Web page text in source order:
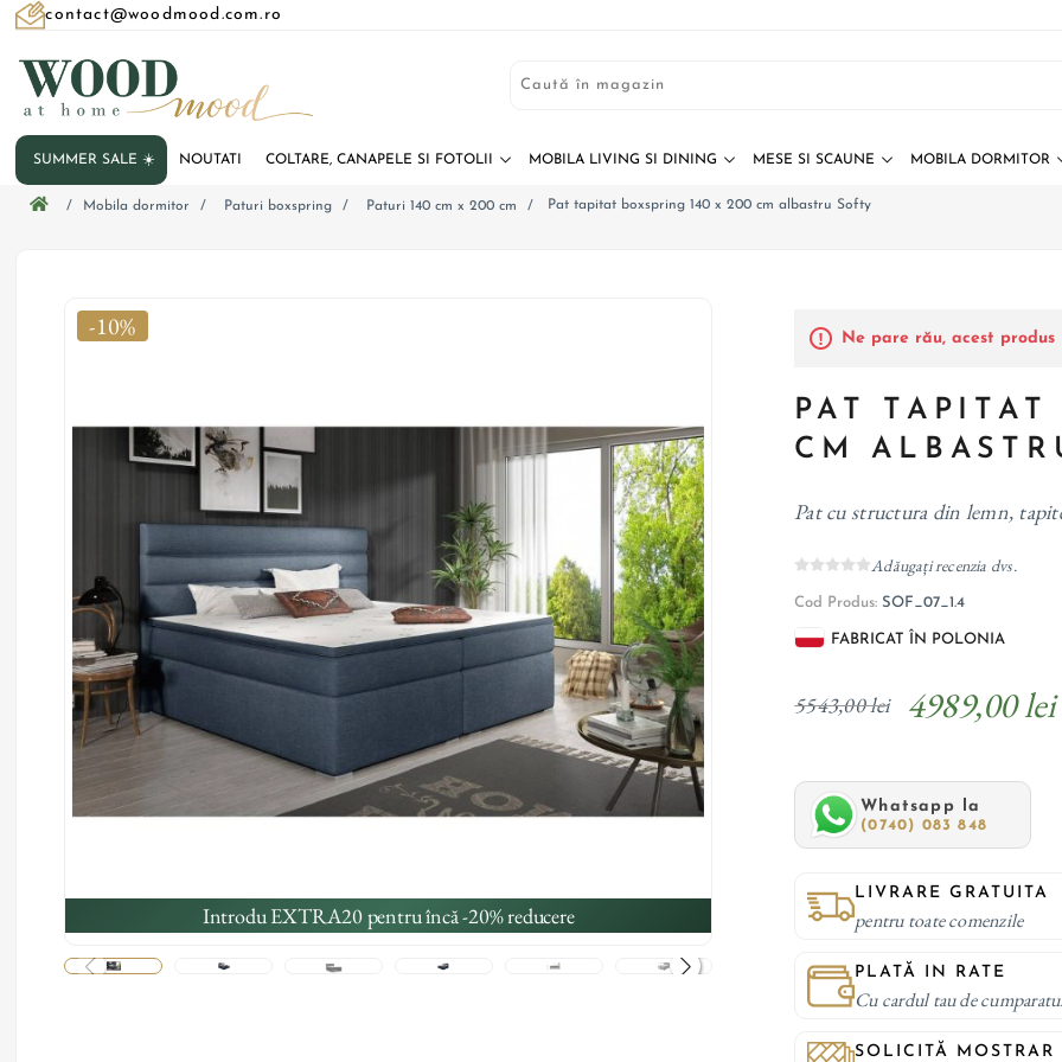
contact@woodmood.com.ro
SUMMER SALE ☀️ NOUTATI COLTARE, CANAPELE SI FOTOLII MOBILA LIVING SI DINING MESE SI SCAUNE MOBILA DORMITOR
/ Mobila dormitor / Paturi boxspring / Paturi 140 cm x 200 cm / Pat tapitat boxspring 140 x 200 cm albastru Softy
-10%
Introdu EXTRA20 pentru încă -20% reducere
Ne pare rău, acest
PAT
CM
Pat cu structura din lemn,
Adăugați recenzia dvs.
Cod Produs: SOF_07_1.4
FABRICAT ÎN POLONIA
5543,00 lei 4989,00 lei
Whatsapp la
(0740) 083 848
LIVRARE GRATUITA
pentru toate comenzile
PLATĂ IN RATE
Cu cardul tau de
SOLICITĂ MOSTRAR